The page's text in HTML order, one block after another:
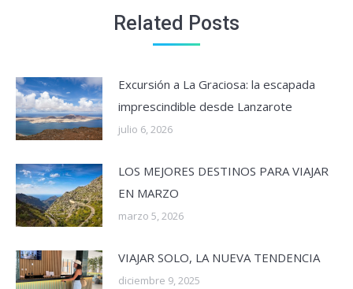
Related Posts
Excursión a La Graciosa: la escapada
imprescindible desde Lanzarote
julio 6, 2026
LOS MEJORES DESTINOS PARA VIAJAR
EN MARZO
marzo 5, 2026
VIAJAR SOLO, LA NUEVA TENDENCIA
diciembre 9, 2025